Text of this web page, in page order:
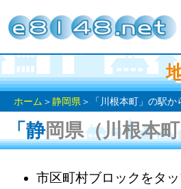
ホーム ＞静岡県 ＞「川根本町」の駅
「静岡県（川根本
市区町村ブロックをタ